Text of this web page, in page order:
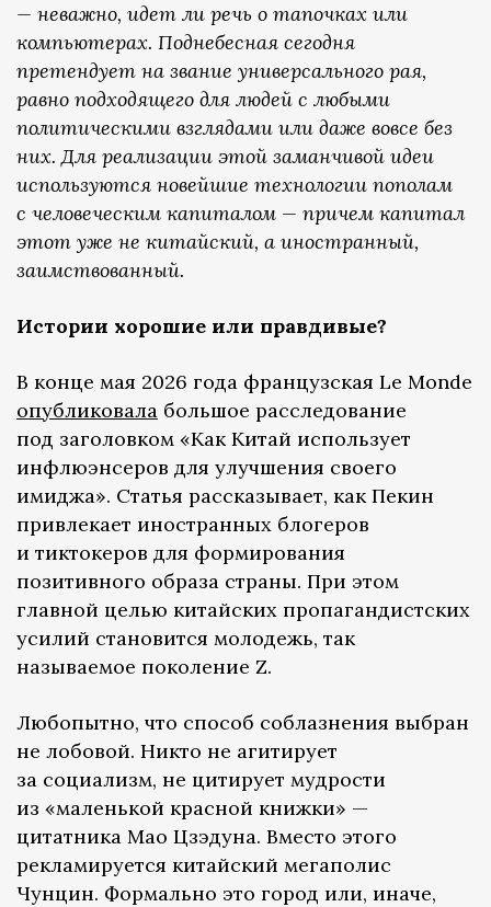
— неважно, идет ли речь о тапочках или
компьютерах. Поднебесная сегодня
претендует на звание универсального рая,
равно подходящего для людей с любыми
политическими взглядами или даже вовсе без
них. Для реализации этой заманчивой идеи
используются новейшие технологии пополам
с человеческим капиталом — причем капитал
этот уже не китайский, а иностранный,
заимствованный.
Истории хорошие или правдивые?
В конце мая 2026 года французская Le Monde
опубликовала большое расследование
под заголовком «Как Китай использует
инфлюэнсеров для улучшения своего
имиджа». Статья рассказывает, как Пекин
привлекает иностранных блогеров
и тиктокеров для формирования
позитивного образа страны. При этом
главной целью китайских пропагандистских
усилий становится молодежь, так
называемое поколение Z.
Любопытно, что способ соблазнения выбран
не лобовой. Никто не агитирует
за социализм, не цитирует мудрости
из «маленькой красной книжки» —
цитатника Мао Цзэдуна. Вместо этого
рекламируется китайский мегаполис
Чунцин. Формально это город или, иначе,